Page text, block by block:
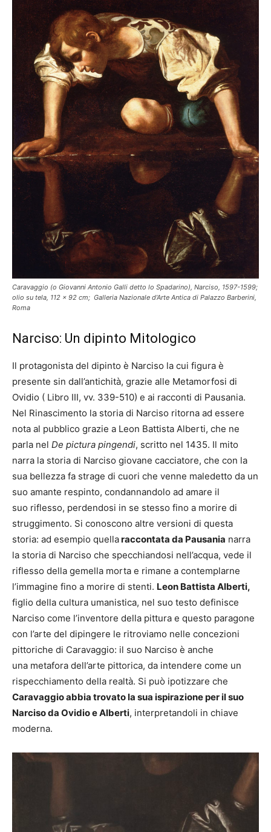
Caravaggio (o Giovanni Antonio Galli detto lo Spadarino), Narciso, 1597-1599;
olio su tela, 112 x 92 cm; Galleria Nazionale d’Arte Antica di Palazzo Barberini,
Roma
Narciso: Un dipinto Mitologico
Il protagonista del dipinto è Narciso la cui figura è
presente sin dall’antichità, grazie alle Metamorfosi di
Ovidio ( Libro III, vv. 339-510) e ai racconti di Pausania.
Nel Rinascimento la storia di Narciso ritorna ad essere
nota al pubblico grazie a Leon Battista Alberti, che ne
parla nel De pictura pingendi, scritto nel 1435. Il mito
narra la storia di Narciso giovane cacciatore, che con la
sua bellezza fa strage di cuori che venne maledetto da un
suo amante respinto, condannandolo ad amare il
suo riflesso, perdendosi in se stesso fino a morire di
struggimento. Si conoscono altre versioni di questa
storia: ad esempio quellaraccontata da Pausania narra
la storia di Narciso che specchiandosi nell’acqua, vede il
riflesso della gemella morta e rimane a contemplarne
l’immagine fino a morire di stenti. Leon Battista Alberti,
figlio della cultura umanistica, nel suo testo definisce
Narciso come l’inventore della pittura e questo paragone
con l’arte del dipingere le ritroviamo nelle concezioni
pittoriche di Caravaggio: il suo Narciso è anche
una metafora dell’arte pittorica, da intendere come un
rispecchiamento della realtà. Si può ipotizzare che
Caravaggio abbia trovato la sua ispirazione per il suo
Narciso da Ovidio e Alberti, interpretandoli in chiave
moderna.